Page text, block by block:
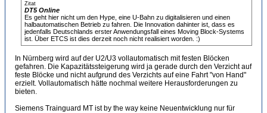
Zitat
DT5 Online
Es geht hier nicht um den Hype, eine U-Bahn zu digitalisieren und einen
halbautomatischen Betrieb zu fahren. Die Innovation dahinter ist, dass es
jedenfalls Deutschlands erster Anwendungsfall eines Moving Block-Systems
ist. Über ETCS ist dies derzeit noch nicht realisiert worden. :)
In Nürnberg wird auf der U2/U3 vollautomatisch mit festen Blöcken
gefahren. Die Kapazitätssteigerung wird ja gerade durch den Verzicht auf
feste Blöcke und nicht aufgrund des Verzichts auf eine Fahrt "von Hand"
erzielt. Vollautomatisch hätte nochmal weitere Herausforderungen zu
bieten.
Siemens Trainguard MT ist by the way keine Neuentwicklung nur für